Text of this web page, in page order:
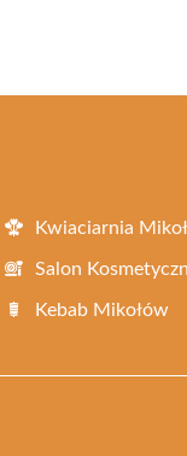
Kwiaciarnia
Salon
Kebab Mikołów